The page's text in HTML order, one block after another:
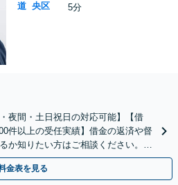
道 央区
5分
夜間・土日祝日の対応可能】【借
件以上の受任実績】借金の返済や督
か知りたい方はご相談ください。ベ
金表を見る